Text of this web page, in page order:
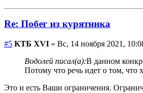
Re: Побег из курятника
#5 КТБ XVI » Вс, 14 ноября 2021,
Водолей писал(а):В данном
Потому что речь идет о том, что
Это и есть Ваши ограничения.